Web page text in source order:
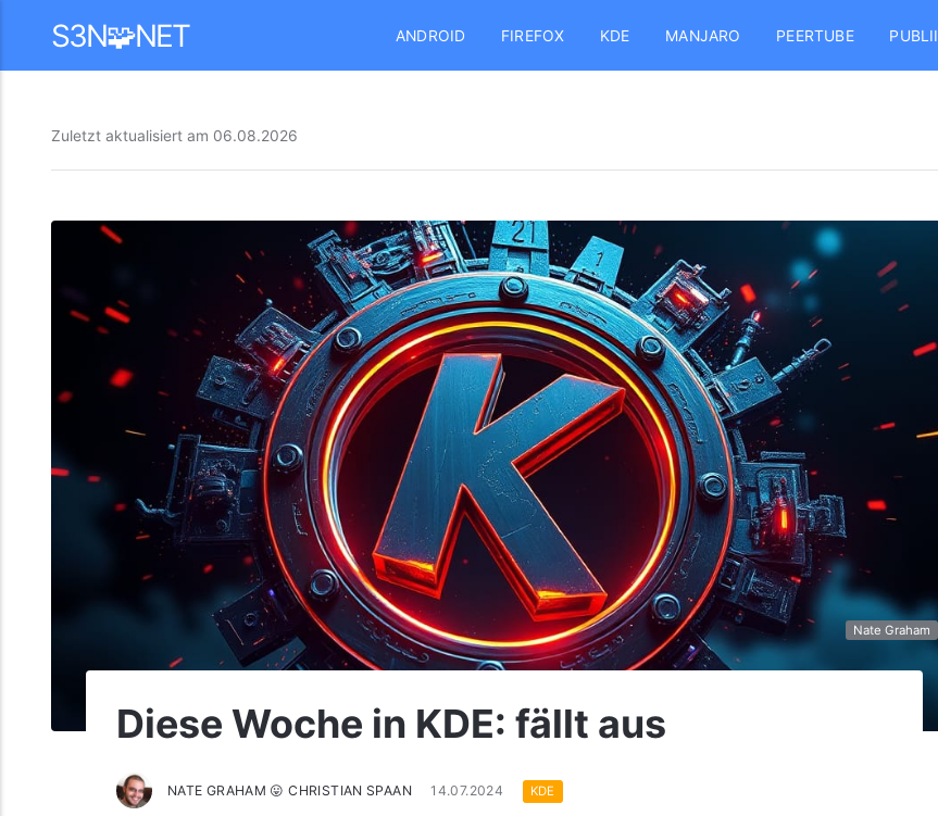
S3N🧩NET ANDROID FIREFOX KDE MANJARO PEERTUBE PUBLII
Zuletzt aktualisiert am 06.08.2026
Nate Graham
Diese Woche in KDE: fällt aus
NATE GRAHAM 😛 CHRISTIAN SPAAN 14.07.2024 KDE